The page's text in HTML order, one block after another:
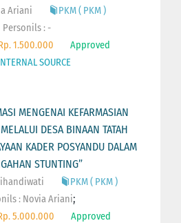
Ariani
PKM ( PKM )
Personils : -
1.500.000
Approved
SOURCE
MENGENAI KEFARMASIAN
DESA BINAAN TATAH
KADER POSYANDU DALAM
STUNTING”
PKM ( PKM )
: Novia Ariani;
5.000.000
Approved